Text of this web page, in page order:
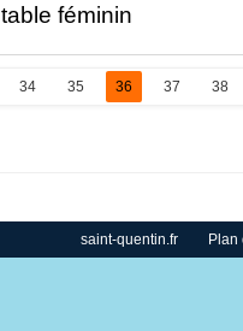
table féminin
34 35 36 37 38
saint-quentin.fr Plan